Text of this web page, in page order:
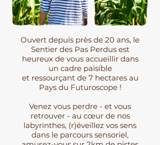
Ouvert depuis près de 20 ans, le
Sentier des Pas Perdus est
heureux de vous accueillir dans
un cadre paisible
et ressourçant de 7 hectares au
Pays du Futuroscope !
Venez vous perdre - et vous
retrouver - au cœur de nos
labyrinthes, (r)éveillez vos sens
dans le parcours sensoriel,